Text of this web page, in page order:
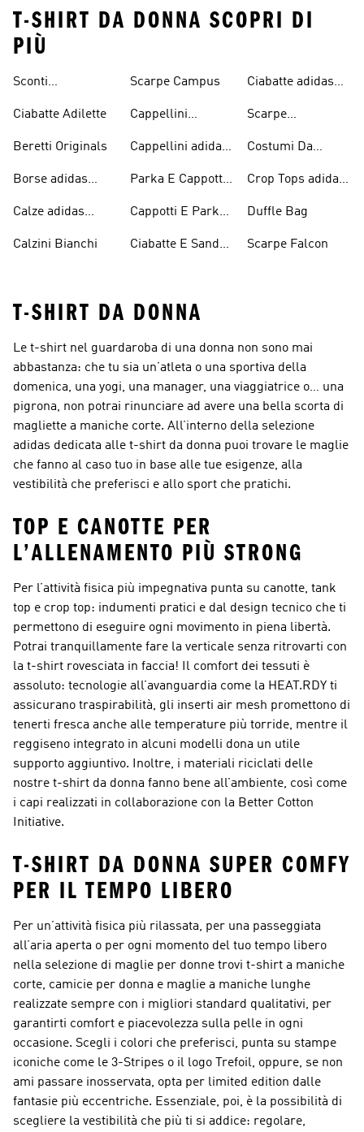
T-SHIRT DA DONNA SCOPRI DI
PIÙ
Sconti
adidas Originals
Ciabatte Adilette
Beretti Originals
Borse adidas
Calze adidas
Calzini Bianchi
Scarpe Campus
Cappellini
Cappellini adidas
Parka E Cappotti
Cappotti E Parkas
Ciabatte E Sandali
Ciabatte adidas
Scarpe
Costumi Da
Crop Tops adidas
Duffle Bag
Scarpe Falcon
T-SHIRT DA DONNA
Le t-shirt nel guardaroba di una donna non sono mai
abbastanza: che tu sia un’atleta o una sportiva della
domenica, una yogi, una manager, una viaggiatrice o… una
pigrona, non potrai rinunciare ad avere una bella scorta di
magliette a maniche corte. All’interno della selezione
adidas dedicata alle t-shirt da donna puoi trovare le maglie
che fanno al caso tuo in base alle tue esigenze, alla
vestibilità che preferisci e allo sport che pratichi.
TOP E CANOTTE PER
L’ALLENAMENTO PIÙ STRONG
Per l’attività fisica più impegnativa punta su canotte, tank
top e crop top: indumenti pratici e dal design tecnico che ti
permettono di eseguire ogni movimento in piena libertà.
Potrai tranquillamente fare la verticale senza ritrovarti con
la t-shirt rovesciata in faccia! Il comfort dei tessuti è
assoluto: tecnologie all’avanguardia come la HEAT.RDY ti
assicurano traspirabilità, gli inserti air mesh promettono di
tenerti fresca anche alle temperature più torride, mentre il
reggiseno integrato in alcuni modelli dona un utile
supporto aggiuntivo. Inoltre, i materiali riciclati delle
nostre t-shirt da donna fanno bene all’ambiente, così come
i capi realizzati in collaborazione con la Better Cotton
Initiative.
T-SHIRT DA DONNA SUPER COMFY
PER IL TEMPO LIBERO
Per un’attività fisica più rilassata, per una passeggiata
all’aria aperta o per ogni momento del tuo tempo libero
nella selezione di maglie per donne trovi t-shirt a maniche
corte, camicie per donna e maglie a maniche lunghe
realizzate sempre con i migliori standard qualitativi, per
garantirti comfort e piacevolezza sulla pelle in ogni
occasione. Scegli i colori che preferisci, punta su stampe
iconiche come le 3-Stripes o il logo Trefoil, oppure, se non
ami passare inosservata, opta per limited edition dalle
fantasie più eccentriche. Essenziale, poi, è la possibilità di
scegliere la vestibilità che più ti si addice: regolare,